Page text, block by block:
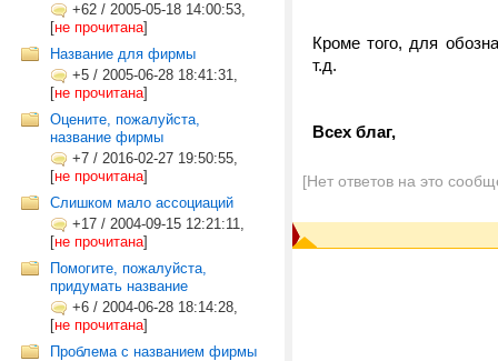
+62 / 2005-05-18 14:00:53,
[не прочитана]
Название для фирмы
+5 / 2005-06-28 18:41:31,
[не прочитана]
Оцените, пожалуйста,
название фирмы
+7 / 2016-02-27 19:50:55,
[не прочитана]
Слишком мало ассоциаций
+17 / 2004-09-15 12:21:11,
[не прочитана]
Помогите, пожалуйста,
придумать название
+6 / 2004-06-28 18:14:28,
[не прочитана]
Проблема с названием фирмы
Кроме того, для
т.д.
Всех благ,
[Нет ответов на это